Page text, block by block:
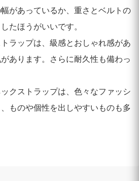
があっているか、重さとベルトの
たほうがいいです。
ラップは、級感とおしゃれ感があ
あります。さらに耐久性も備わっ
クストラップは、色々なファッシ
ものや個性を出しやすいものも多